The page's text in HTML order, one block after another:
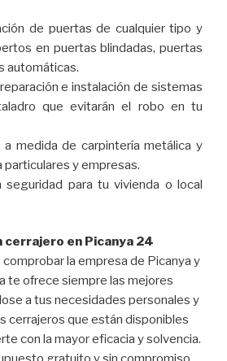
de puertas de cualquier tipo y
en puertas blindadas, puertas
automáticas.
e instalación de sistemas
que evitarán el robo en tu
a medida de carpintería metálica y
y empresas.
para tu vivienda o local
cerrajero en Picanya 24
la empresa de Picanya y
te ofrece siempre las mejores
a tus necesidades personales y
cerrajeros que están disponibles
con la mayor eficacia y solvencia.